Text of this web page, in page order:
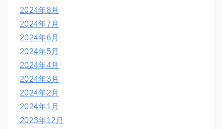
2024年8月
2024年7月
2024年6月
2024年5月
2024年4月
2024年3月
2024年2月
2024年1月
2023年12月